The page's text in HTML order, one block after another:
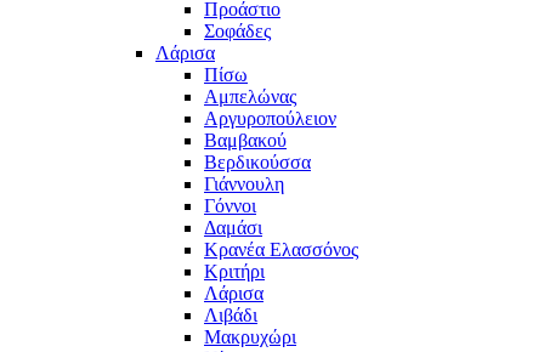
Προάστιο
Σοφάδες
Λάρισα
Πίσω
Αμπελώνας
Αργυροπούλειον
Βαμβακού
Βερδικούσσα
Γιάννουλη
Γόννοι
Δαμάσι
Κρανέα Ελασσόνος
Κριτήρι
Λάρισα
Λιβάδι
Μακρυχώρι